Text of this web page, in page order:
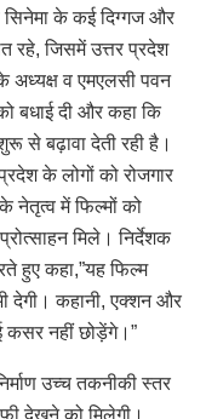
सिनेमा के कई दिग्गज और
रहे, जिसमें उत्तर प्रदेश
अध्यक्ष व एमएलसी पवन
बधाई दी और कहा कि
से बढ़ावा देती रही है।
के लोगों को रोजगार
नेतृत्व में फिल्मों को
मिले। निर्देशक
हुए कहा,”यह फिल्म
देगी। कहानी, एक्शन और
कसर नहीं छोड़ेंगे।”
उच्च तकनीकी स्तर
देखने को मिलेगी।